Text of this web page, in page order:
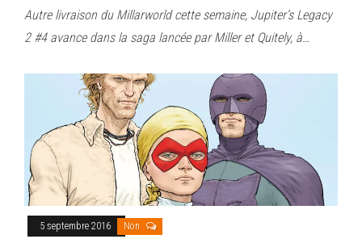
Autre livraison du Millarworld cette semaine, Jupiter’s Legacy
2 #4 avance dans la saga lancée par Miller et Quitely, à…
5 septembre 2016 Non